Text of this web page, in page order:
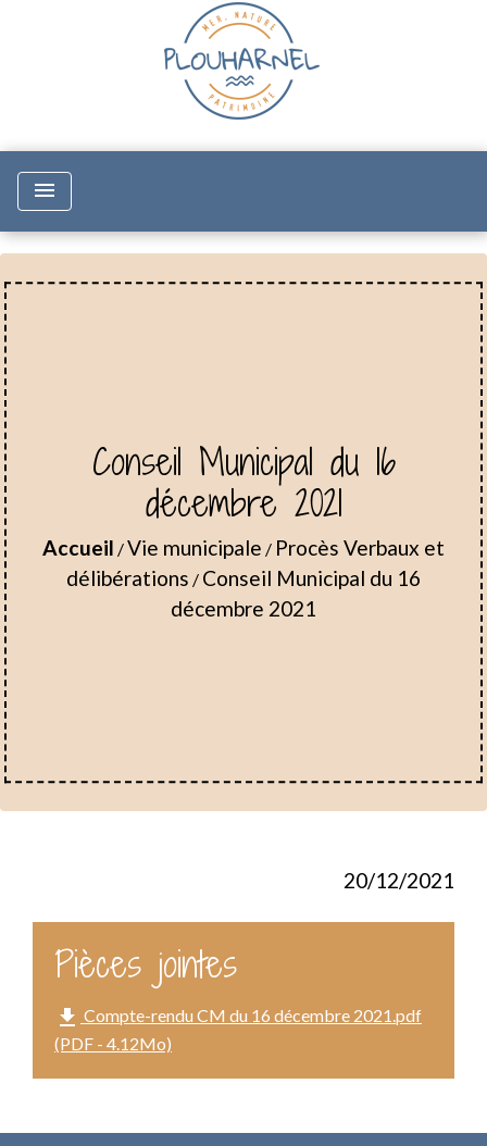
menu
Conseil Municipal du 16
décembre 2021
Accueil /Vie municipale / Procès Verbaux et
délibérations / Conseil Municipal du 16
décembre 2021
20/12/2021
Pièces jointes
file_download Compte-rendu CM du 16 décembre 2021.pdf
(PDF - 4.12Mo)